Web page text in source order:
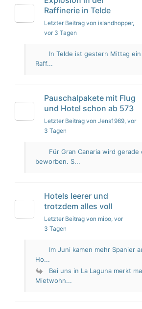
Raffinerie in Telde
Letzter Beitrag von islandhopper,
vor 3 Tagen
In Telde ist gestern Mittag ein
Raff...
Pauschalpakete mit Flug
und Hotel schon ab 573
Letzter Beitrag von Jens1969, vor
3 Tagen
Für Gran Canaria wird gerade
beworben. S...
Hotels leerer und
trotzdem alles voll
Letzter Beitrag von mibo, vor
3 Tagen
Im Juni kamen mehr Spanier
Ho...
Bei uns in La Laguna merkt
Mietwohn...